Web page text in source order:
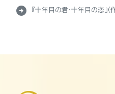
arrow_circle_right 『十年目の君・十年目の恋』（